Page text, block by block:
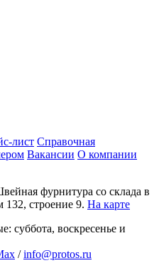
лист Справочная
Вакансии О компании
фурнитура со склада в
строение 9. На карте
суббота, воскресенье и
/info@protos.ru